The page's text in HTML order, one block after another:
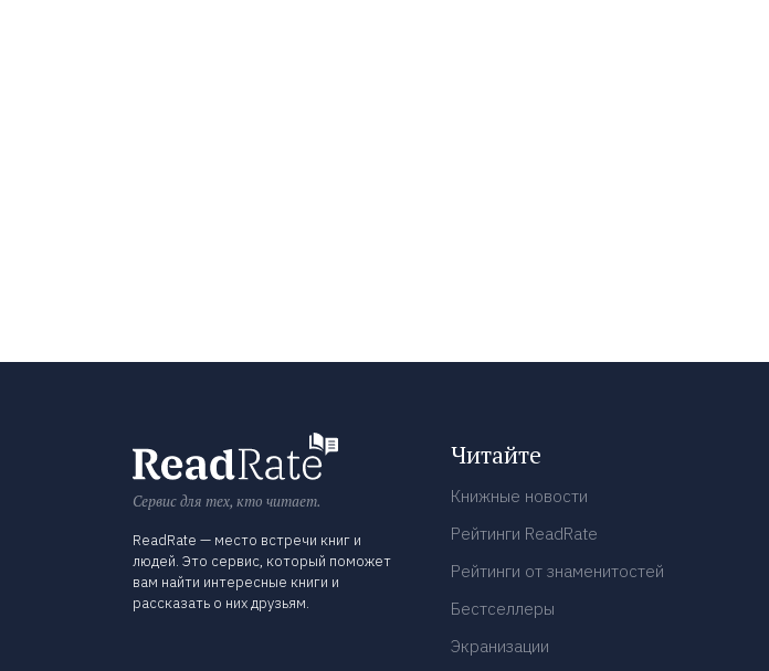
Сервис для тех, кто читает.
ReadRate — место встречи книг и
людей. Это сервис, который поможет
вам найти интересные книги и
рассказать о них друзьям.
Читайте
Книжные новости
Рейтинги ReadRate
Рейтинги от знаменитостей
Бестселлеры
Экранизации